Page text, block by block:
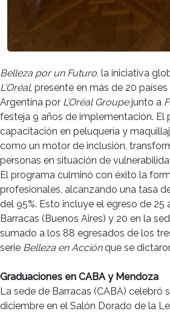
Belleza por un Futuro, la iniciativa
L'Oréal, presente en más de 20
Argentina por L’Oréal Groupejunto a
festeja 9 años de implementación. El
capacitación en peluquería y
como un motor de inclusión,
personas en situación de
El programa culminó con éxito la
profesionales, alcanzando una tasa
del 95%. Esto incluye el egreso de 25
Barracas (Buenos Aires) y 20 en la
sumado a los 88 egresados de los
serie Belleza en Acciónque se
Graduaciones en CABA y Mendoza
La sede de Barracas (CABA) celebró
diciembre en el Salón Dorado de la